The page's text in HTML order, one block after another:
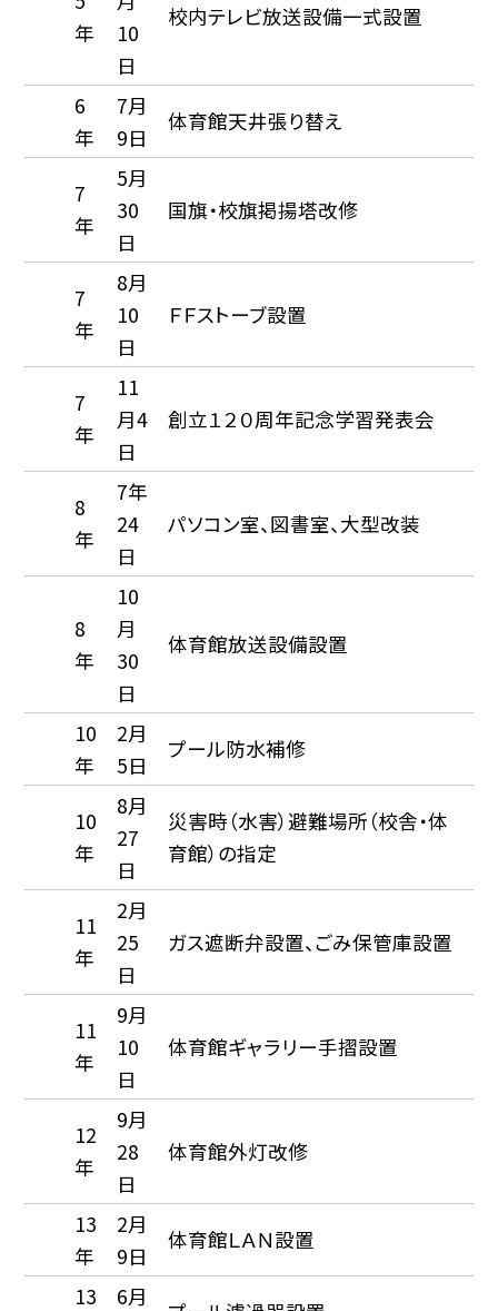
年
10
日
校内テレビ放送設備一式設置
6
年
7月
9日
体育館天井張り替え
7
年
5月
30
日
国旗・校旗掲揚塔改修
7
年
8月
10
日
ＦＦストーブ設置
7
年
11
月4
日
創立１２０周年記念学習発表会
8
年
7年
24
日
パソコン室、図書室、大型改装
8
年
10
月
30
日
体育館放送設備設置
10
年
2月
5日
プール防水補修
10
年
8月
27
日
災害時（水害）避難場所（校舎・体
育館）の指定
11
年
2月
25
日
ガス遮断弁設置、ごみ保管庫設置
11
年
9月
10
日
体育館ギャラリー手摺設置
12
年
9月
28
日
体育館外灯改修
13
年
2月
9日
体育館ＬＡＮ設置
13
6月